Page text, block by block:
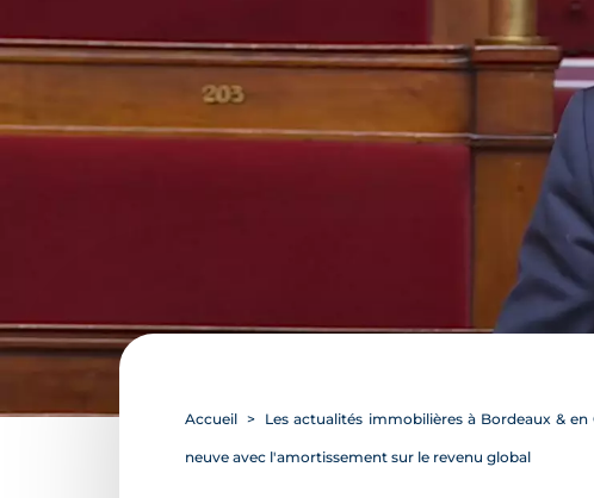
Accueil Les actualités immobilières à Bordeaux & en
neuve avec l'amortissement sur le revenu global